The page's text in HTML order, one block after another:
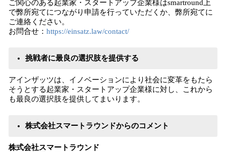
ご関心のある起業家・スタートアップ企業様はsmartround上
で弊所宛てにつながり申請を行っていただくか、弊所宛てに
ご連絡ください。
お問合せ： https://einsatz.law/contact/
挑戦者に最良の選択肢を提供する
アインザッツは、イノベーションにより社会に変革をもたら
そうとする起業家・スタートアップ企業様に対し、これから
も最良の選択肢を提供してまいります。
株式会社スマートラウンドからのコメント
株式会社スマートラウンド